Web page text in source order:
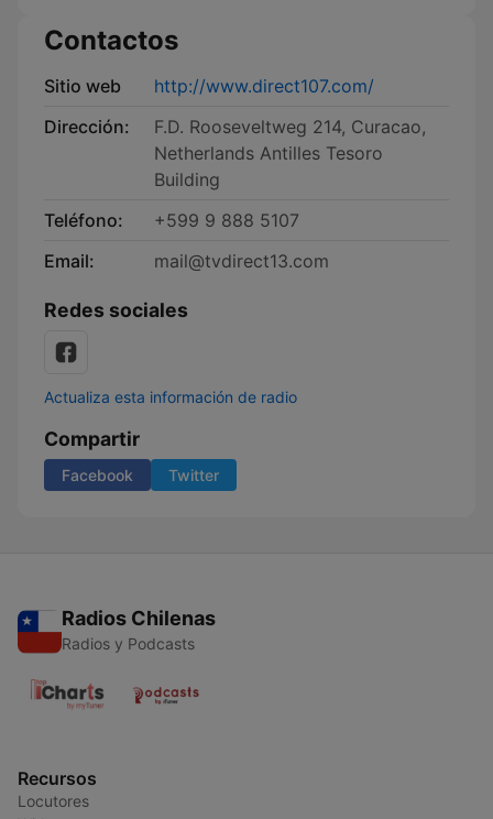
Contactos
Sitio web
http://www.direct107.com/
Dirección:
F.D. Rooseveltweg 214, Curacao,
Netherlands Antilles Tesoro
Building
Teléfono:
+599 9 888 5107
Email:
mail@tvdirect13.com
Redes sociales
Actualiza esta información de radio
Compartir
Facebook Twitter
Radios Chilenas
Radios y Podcasts
Recursos
Locutores